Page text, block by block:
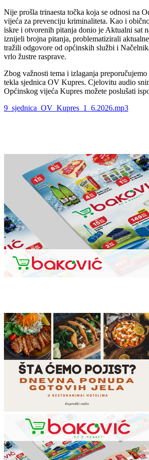
Nije prošla trinaesta točka koja se odnosi na
vijeća za prevenciju kriminaliteta. Kao i
iskre i otvorenih pitanja donio je Aktualni sat
iznijeli brojna pitanja, problematizirali
tražili odgovore od općinskih službi i
vrlo žustre rasprave.
Zbog važnosti tema i izlaganja preporučujemo
tekla sjednica OV Kupres. Cjelovitu audio
Općinskog vijeća Kupres možete poslušati
9_sjednica_OV_Kupres_1_6.2026.mp3